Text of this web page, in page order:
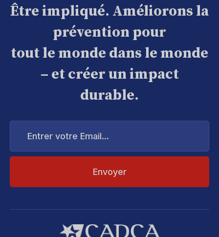
Être impliqué. Améliorons la
prévention pour
tout le monde dans le monde
– et créer un impact
durable.
Entrer
Email...